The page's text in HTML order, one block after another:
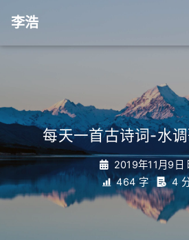
李浩
每天一首古诗词-水调
2019年11月9日
464 字
4